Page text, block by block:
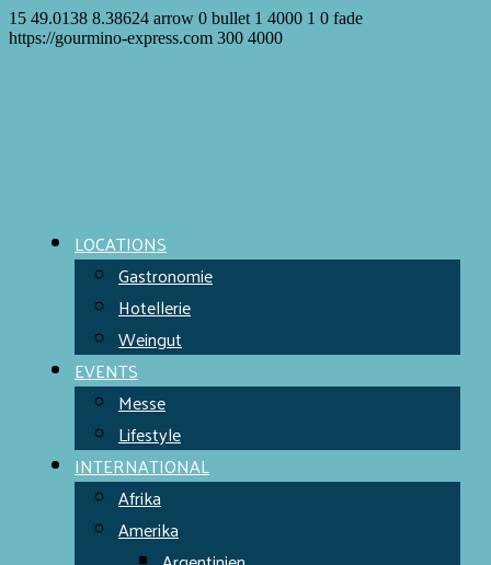
15 49.0138 8.38624 arrow 0 bullet 1 4000 1 0 fade
https://gourmino-express.com 300 4000
LOCATIONS
Gastronomie
Hotellerie
Weingut
EVENTS
Messe
Lifestyle
INTERNATIONAL
Afrika
Amerika